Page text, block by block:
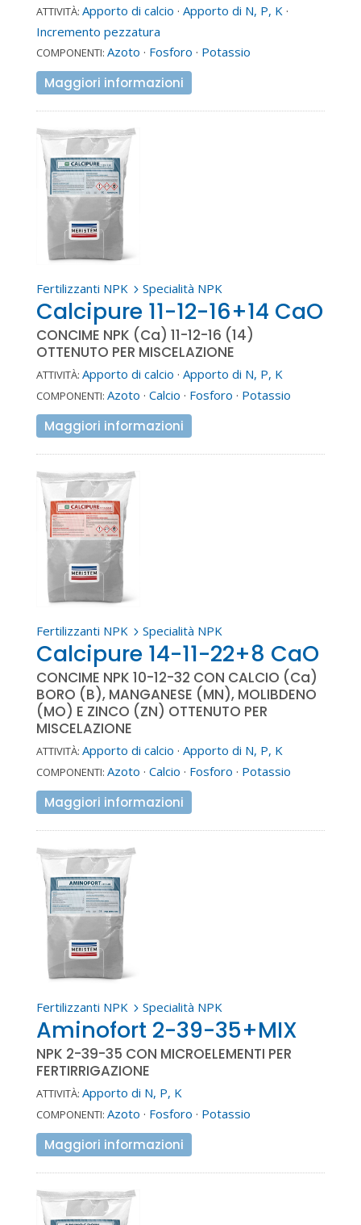
ATTIVITÀ: Apporto di calcio · Apporto di N, P, K·
Incremento pezzatura
COMPONENTI: Azoto · Fosforo · Potassio
Maggiori informazioni
Fertilizzanti NPK 5 Specialità NPK
Calcipure 11-12-16+14 CaO
CONCIME NPK (Ca) 11-12-16 (14)
OTTENUTO PER MISCELAZIONE
ATTIVITÀ: Apporto di calcio · Apporto di N, P, K
COMPONENTI: Azoto · Calcio · Fosforo · Potassio
Maggiori informazioni
Fertilizzanti NPK5 Specialità NPK
Calcipure 14-11-22+8 CaO
CONCIME NPK 10-12-32 CON CALCIO (Ca)
BORO (B), MANGANESE (MN), MOLIBDENO
(MO) E ZINCO (ZN) OTTENUTO PER
MISCELAZIONE
ATTIVITÀ: Apporto di calcio · Apporto di N, P, K
COMPONENTI: Azoto · Calcio · Fosforo · Potassio
Maggiori informazioni
Fertilizzanti NPK5 Specialità NPK
Aminofort 2-39-35+MIX
NPK 2-39-35 CON MICROELEMENTI PER
FERTIRRIGAZIONE
ATTIVITÀ: Apporto di N, P, K
COMPONENTI: Azoto · Fosforo · Potassio
Maggiori informazioni